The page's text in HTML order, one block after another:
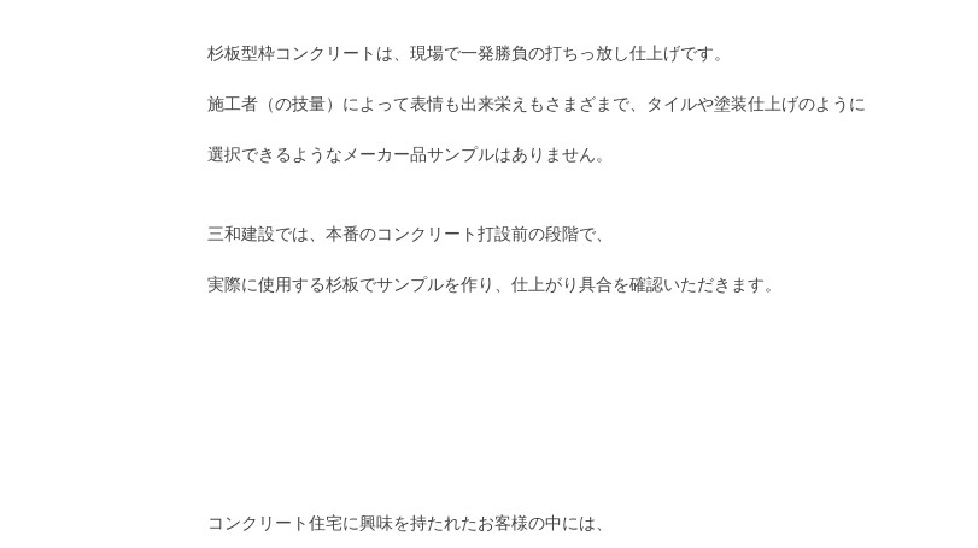
杉板型枠コンクリートは、現場で一発勝負の打ちっ放し仕上げです。
施工者（の技量）によって表情も出来栄えもさまざまで、タイルや塗装仕上げのように
選択できるようなメーカー品サンプルはありません。
三和建設では、本番のコンクリート打設前の段階で、
実際に使用する杉板でサンプルを作り、仕上がり具合を確認いただきます。
コンクリート住宅に興味を持たれたお客様の中には、